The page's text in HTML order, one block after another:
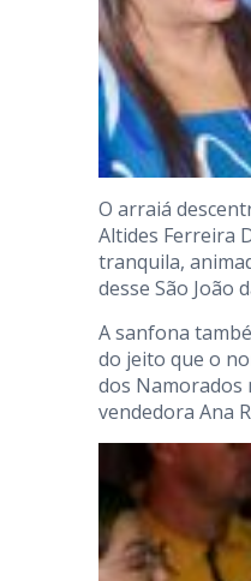
O arraiá
Altides Ferreira
tranquila,
desse São João
A sanfona
do jeito que o
dos Namorados
vendedora Ana